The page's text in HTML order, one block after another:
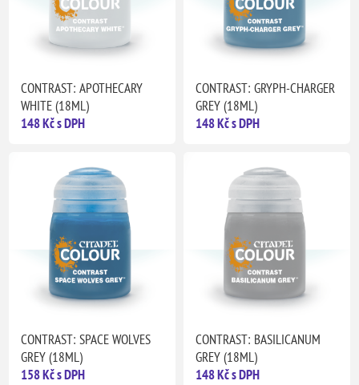
CONTRAST: APOTHECARY
WHITE (18ML)
148 Kč s DPH
CONTRAST: GRYPH-CHARGER
GREY (18ML)
148 Kč s DPH
CONTRAST: SPACE WOLVES
GREY (18ML)
158 Kč s DPH
CONTRAST: BASILICANUM
GREY (18ML)
148 Kč s DPH